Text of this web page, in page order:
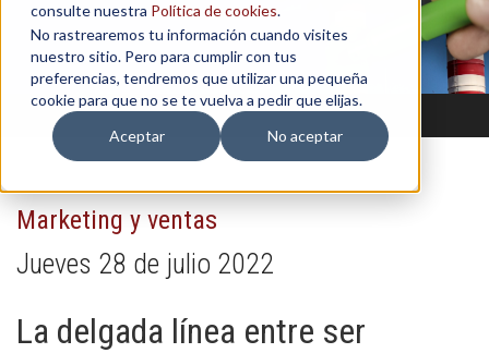
consulte nuestra Política de cookies.
No rastrearemos tu información cuando visites
nuestro sitio. Pero para cumplir con tus
preferencias, tendremos que utilizar una pequeña
cookie para que no se te vuelva a pedir que elijas.
Aceptar
No aceptar
Marketing y ventas
Jueves 28 de julio 2022
La delgada línea entre ser